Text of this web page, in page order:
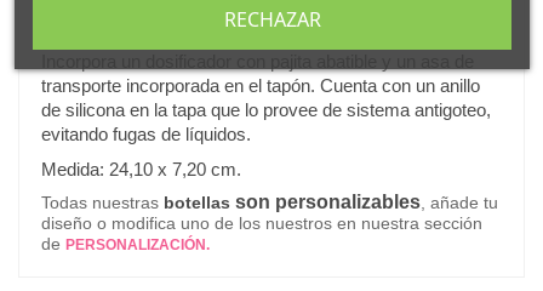
Cuenta con capacidad para 700 ml.
transporte incorporada en el tapón. Cuenta con un anillo
de silicona en la tapa que lo provee de sistema antigoteo,
evitando fugas de líquidos.
Medida: 24,10 x 7,20 cm.
Todas nuestras botellas son personalizables , añade tu
diseño o modifica uno de los nuestros en nuestra sección
de PERSONALIZACIÓN.
RECHAZAR